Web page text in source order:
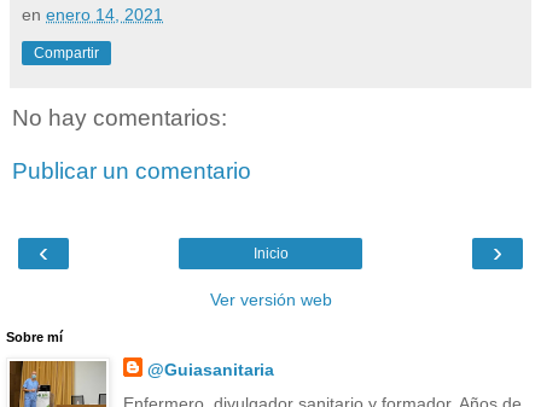
en enero 14, 2021
Compartir
No hay comentarios:
Publicar un comentario
‹ ›
Inicio
Ver versión web
Sobre mí
@Guiasanitaria
Enfermero, divulgador sanitario y formador. Años de